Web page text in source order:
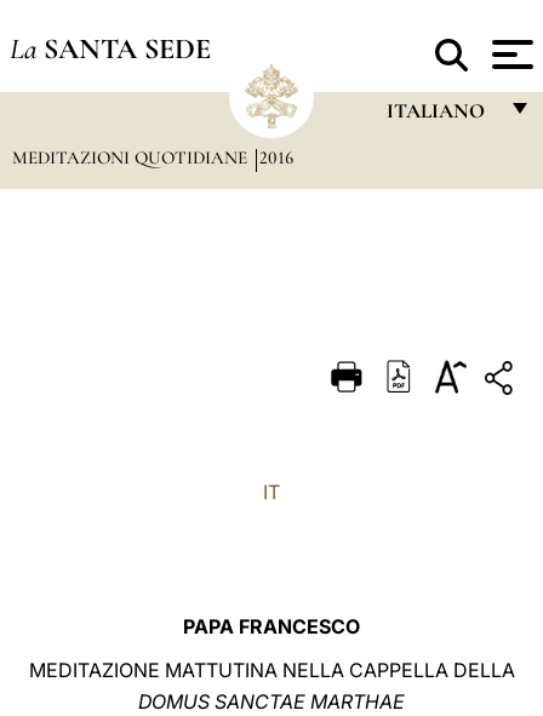
La SANTA SEDE
ITALIANO
DEUTSCH
MEDITAZIONI QUOTIDIANE 2016
IT
PAPA FRANCESCO
MEDITAZIONE MATTUTINA NELLA CAPPELLA DELLA
DOMUS SANCTAE MARTHAE